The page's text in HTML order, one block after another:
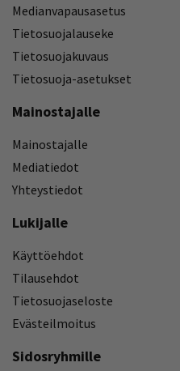
Medianvapausasetus
Tietosuojalauseke
Tietosuojakuvaus
Tietosuoja-asetukset
Mainostajalle
Mainostajalle
Mediatiedot
Yhteystiedot
Lukijalle
Käyttöehdot
Tilausehdot
Tietosuojaseloste
Evästeilmoitus
Sidosryhmille